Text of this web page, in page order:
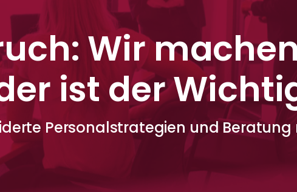
Wir
ist der
Personalstrategien und Beratung